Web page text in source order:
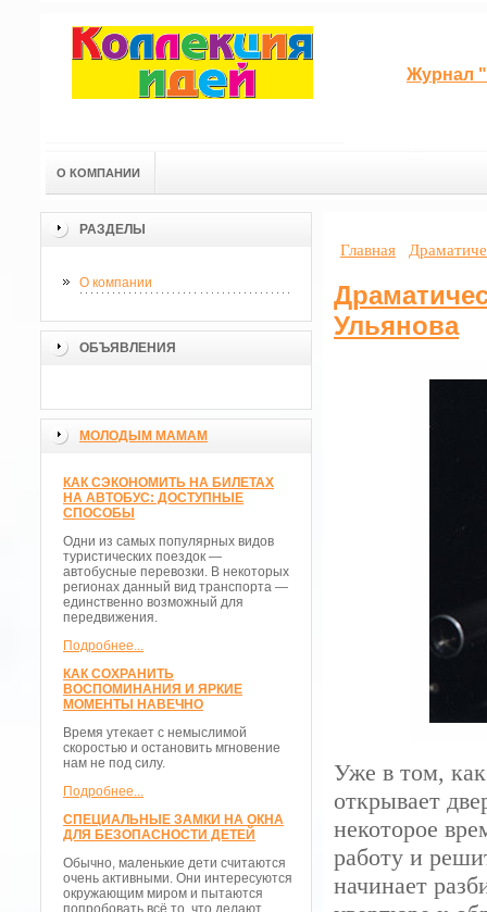
Журнал
О КОМПАНИИ
РАЗДЕЛЫ
О компании
ОБЪЯВЛЕНИЯ
МОЛОДЫМ МАМАМ
КАК СЭКОНОМИТЬ НА БИЛЕТАХ
НА АВТОБУС: ДОСТУПНЫЕ
СПОСОБЫ
Одни из самых популярных видов
туристических поездок —
автобусные перевозки. В некоторых
регионах данный вид транспорта —
единственно возможный для
передвижения.
Подробнее...
КАК СОХРАНИТЬ
ВОСПОМИНАНИЯ И ЯРКИЕ
МОМЕНТЫ НАВЕЧНО
Время утекает с немыслимой
скоростью и остановить мгновение
нам не под силу.
Подробнее...
СПЕЦИАЛЬНЫЕ ЗАМКИ НА ОКНА
ДЛЯ БЕЗОПАСНОСТИ ДЕТЕЙ
Обычно, маленькие дети считаются
очень активными. Они интересуются
окружающим миром и пытаются
попробовать всё то, что делают
Главная
Ульянова
Уже в том,
открывает
некоторое
работу и
начинает